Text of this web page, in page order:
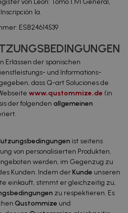
von León: Tomo 1.191 General,
1a.
ESB24614539
Erlässen der spanischen
und Informations-
dass Q-art Soluciones de
www.qustommize.de (in
der folgenden allgemeinen
ist seitens
von personalisierten Produkten,
werden, im Gegenzug zu
Kunden. Indem derKunde unseren
einkauft, stimmt er gleichzeitig zu,
zu respektieren. Es
Qustommize und